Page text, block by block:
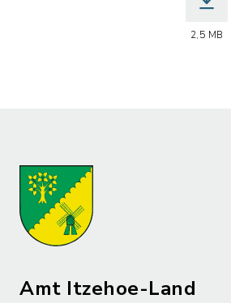
2,5 MB
Amt Itzehoe-Land